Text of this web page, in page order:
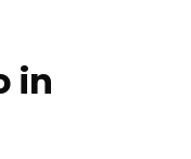
in